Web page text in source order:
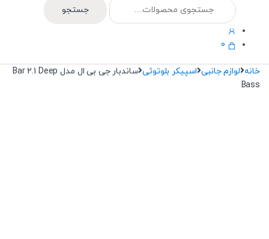
برای:
جستجو
0
خانه لوازم جانبی اسپیکر بلوتوثی
ساندبار جی بی ال مدل Bar 2.1 Deep
Bass